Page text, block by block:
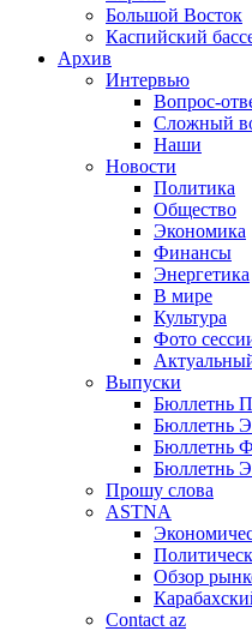
Большой Восток
Каспийский
Архив
Интервью
Вопрос-
Сложный
Наши
Новости
Политика
Общество
Экономика
Финансы
Энергетика
В мире
Культура
Фото
Выпуски
Бюллетнь
Бюллетнь
Бюллетнь
Бюллетнь
Прошу слова
ASTNA
Обзор
Contact az